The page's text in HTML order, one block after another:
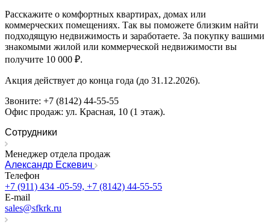
Расскажите о комфортных квартирах, домах или
коммерческих помещениях. Так вы поможете близким найти
подходящую недвижимость и заработаете. За покупку вашими
знакомыми жилой или коммерческой недвижимости вы
получите 10 000 ₽.
Акция действует до конца года (до 31.12.2026).
Звоните: +7 (8142) 44-55-55
Офис продаж: ул. Красная, 10 (1 этаж).
Сотрудники
Менеджер отдела продаж
Александр Ескевич
Телефон
+7 (911) 434 -05-59, +7 (8142) 44-55-55
E-mail
sales@sfkrk.ru